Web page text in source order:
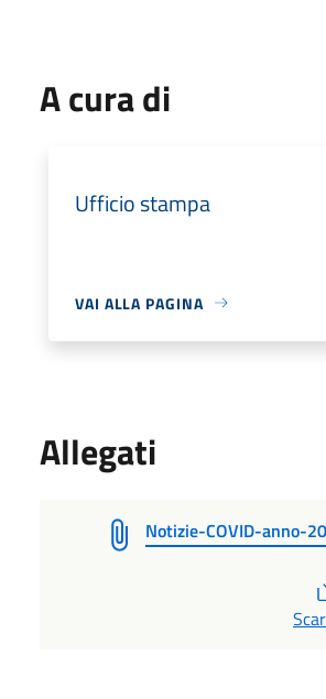
A cura di
Ufficio stampa
VAI ALLA PAGINA
Allegati
Notizie-COVID-anno-